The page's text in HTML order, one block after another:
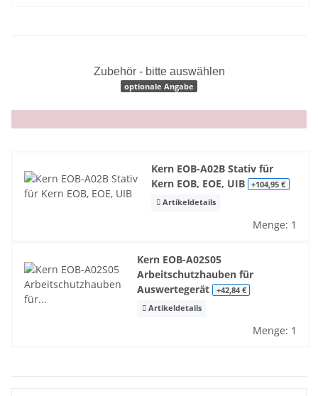
Zubehör - bitte auswählen
optionale Angabe
x
Kern EOB-A02B Stativ für
Kern EOB, EOE, UIB +104,95 €
Artikeldetails
Menge: 1
Kern EOB-A02S05
Arbeitschutzhauben für
Auswertegerät +42,84 €
Artikeldetails
Menge: 1